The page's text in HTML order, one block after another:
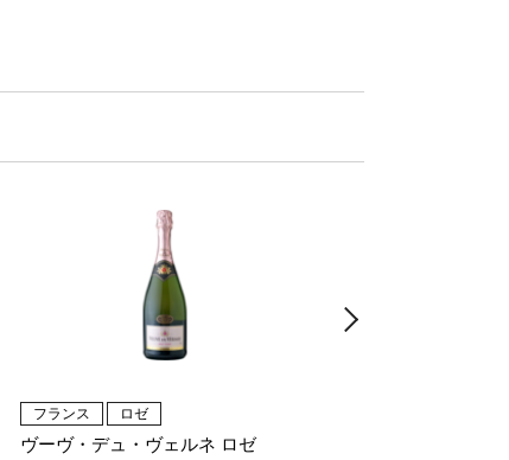
フランス ロゼ
ヴーヴ・デュ・ヴェルネ ロゼ